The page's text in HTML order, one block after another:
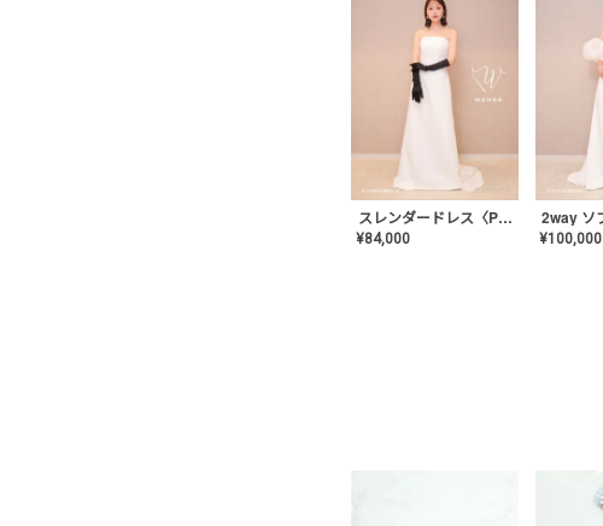
スレンダードレス〈PD-WDOR-2110〉
¥84,000 ¥100,000